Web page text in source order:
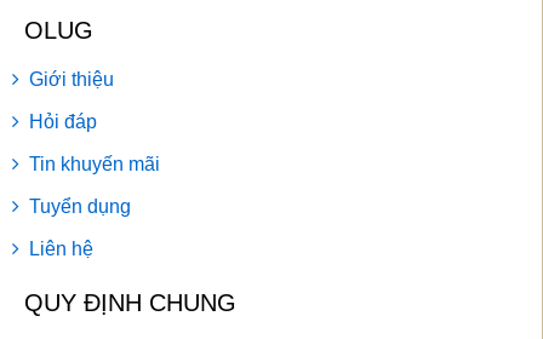
OLUG
Giới thiệu
Hỏi đáp
Tin khuyến mãi
Tuyển dụng
Liên hệ
QUY ĐỊNH CHUNG